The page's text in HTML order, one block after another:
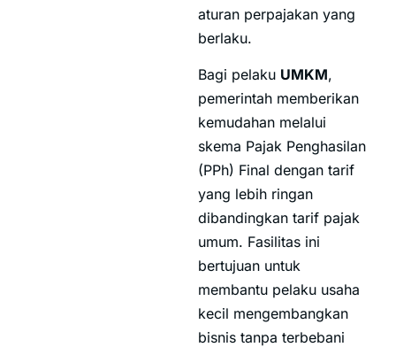
aturan perpajakan yang
berlaku.
Bagi pelaku UMKM,
pemerintah memberikan
kemudahan melalui
skema Pajak Penghasilan
(PPh) Final dengan tarif
yang lebih ringan
dibandingkan tarif pajak
umum. Fasilitas ini
bertujuan untuk
membantu pelaku usaha
kecil mengembangkan
bisnis tanpa terbebani